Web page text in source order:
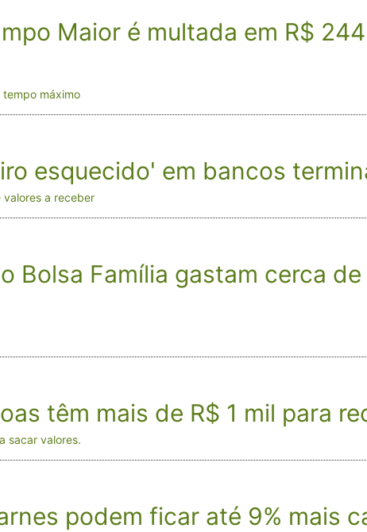
Maior é multada em R$
máximo
esquecido' em bancos
valores a receber
Bolsa Família gastam cerca
têm mais de R$ 1 mil para
sacar valores.
podem ficar até 9% mais